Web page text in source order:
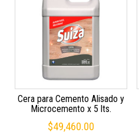
Cera para Cemento Alisado y
Microcemento x 5 lts.
$49,460.00